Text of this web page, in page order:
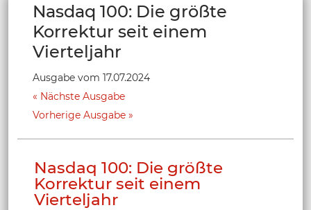
Nasdaq 100: Die größte
Korrektur seit einem
Vierteljahr
Ausgabe vom 17.07.2024
Nächste Ausgabe
Vorherige Ausgabe
Nasdaq 100: Die größte
Korrektur seit einem
Vierteljahr